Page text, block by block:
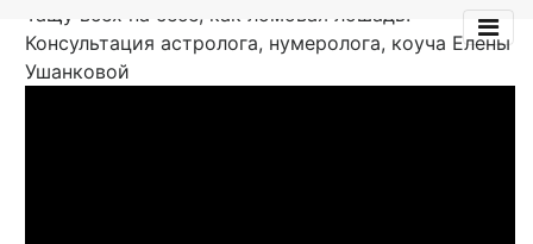
Тащу всех на себе, как ломовая лошадь!
Консультация астролога, нумеролога, коуча Елены
Ушанковой